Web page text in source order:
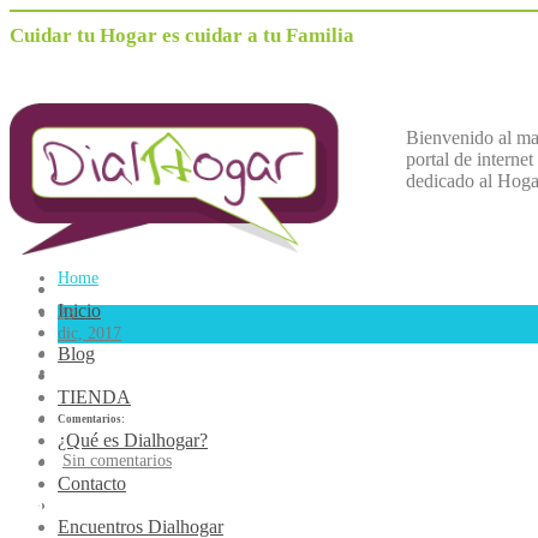
Cuidar tu Hogar es cuidar a tu Familia
Bienvenido al
portal de internet
dedicado al H
Inicio
Blog
TIENDA
¿Qué es Dialhogar?
Contacto
Encuentros Dialhogar
Home
23
dic, 2017
Comentarios:
Sin comentarios
material taller belenes